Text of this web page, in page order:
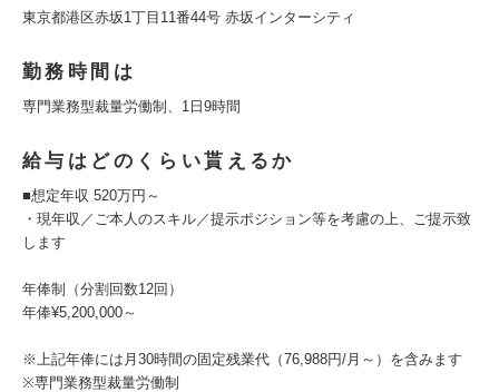
東京都港区赤坂1丁目11番44号 赤坂インターシティ
勤務時間は
専門業務型裁量労働制、1日9時間
給与はどのくらい貰えるか
■想定年収 520万円～
・現年収／ご本人のスキル／提示ポジション等を考慮の上、ご提示致
します
年俸制（分割回数12回）
年俸¥5,200,000～
※上記年俸には月30時間の固定残業代（76,988円/月～）を含みます
※専門業務型裁量労働制